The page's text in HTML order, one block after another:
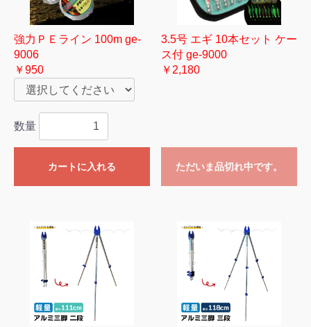
強力ＰＥライン 100m ge-
9006
￥950
数量
カートに入れる
3.5号 エギ 10本セット ケー
ス付 ge-9000
￥2,180
ただいま品切れ中です。